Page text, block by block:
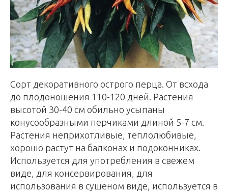
Сорт декоративного острого перца. От всхода
до плодоношения 110-120 дней. Растения
высотой 30-40 см обильно усыпаны
конусообразными перчиками длиной 5-7 см.
Растения неприхотливые, теплолюбивые,
хорошо растут на балконах и подоконниках.
Используется для употребления в свежем
виде, для консервирования, для
использования в сушеном виде, используется в